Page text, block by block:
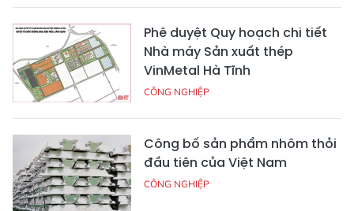
Phê duyệt Quy hoạch chi tiết
Nhà máy Sản xuất thép
VinMetal Hà Tĩnh
CÔNG NGHIỆP
Công bố sản phẩm nhôm thỏi
đầu tiên của Việt Nam
CÔNG NGHIỆP